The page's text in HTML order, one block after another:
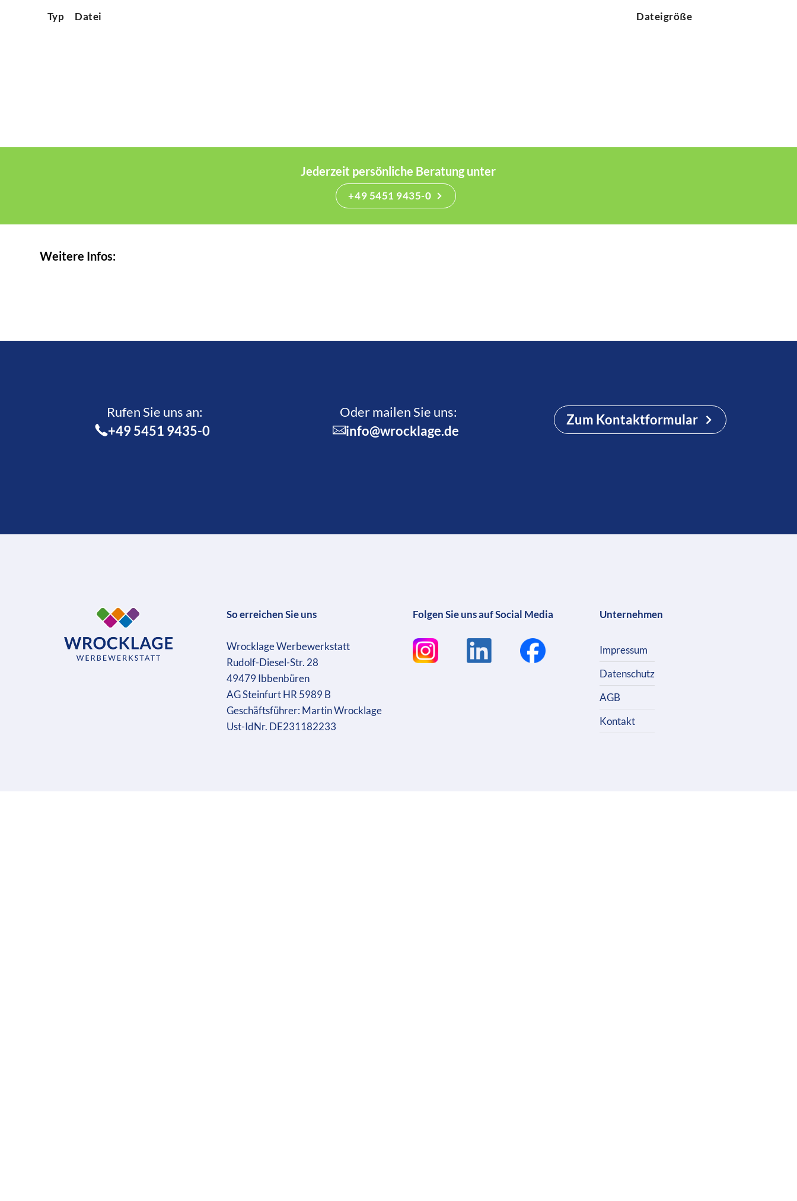
Typ Datei Dateigröße
Jederzeit persönliche Beratung unter
+49 5451 9435-0
Weitere Infos:
Rufen Sie uns an:­
+49 5451 9435-0
Oder mailen Sie uns:
info@wrocklage.de
Zum Kontaktformular
So erreichen Sie uns
Wrocklage Werbewerkstatt
Rudolf-Diesel-Str. 28
49479 Ibbenbüren
AG Steinfurt HR 5989 B
Geschäftsführer: Martin Wrocklage
Ust-IdNr. DE231182233
Folgen Sie uns auf Social Media Unternehmen
Impressum
Datenschutz
AGB
Kontakt